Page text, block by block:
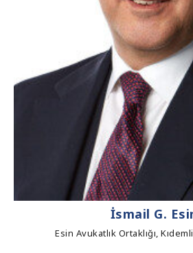
İsmail G.
Esin Avukatlık Ortaklığı,